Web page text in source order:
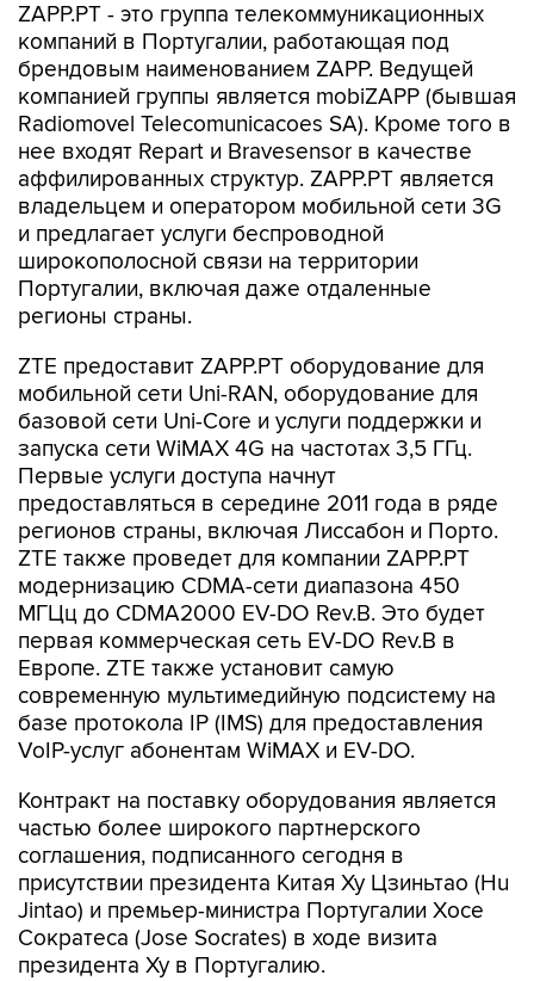
ZAPP.PT - это группа телекоммуникационных
компаний в Португалии, работающая под
брендовым наименованием ZAPP. Ведущей
компанией группы является mobiZAPP (бывшая
Radiomovel Telecomunicacoes SA). Кроме того в
нее входят Repart и Bravesensor в качестве
аффилированных структур. ZAPP.PT является
владельцем и оператором мобильной сети 3G
и предлагает услуги беспроводной
широкополосной связи на территории
Португалии, включая даже отдаленные
регионы страны.
ZTE предоставит ZAPP.PT оборудование для
мобильной сети Uni-RAN, оборудование для
базовой сети Uni-Core и услуги поддержки и
запуска сети WiMAX 4G на частотах 3,5 ГГц.
Первые услуги доступа начнут
предоставляться в середине 2011 года в ряде
регионов страны, включая Лиссабон и Порто.
ZTE также проведет для компании ZAPP.PT
модернизацию CDMA-сети диапазона 450
МГЦц до CDMA2000 EV-DO Rev.B. Это будет
первая коммерческая сеть EV-DO Rev.B в
Европе. ZTE также установит самую
современную мультимедийную подсистему на
базе протокола IP (IMS) для предоставления
VoIP-услуг абонентам WiMAX и EV-DO.
Контракт на поставку оборудования является
частью более широкого партнерского
соглашения, подписанного сегодня в
присутствии президента Китая Ху Цзиньтао (Hu
Jintao) и премьер-министра Португалии Хосе
Сократеса (Jose Socrates) в ходе визита
президента Ху в Португалию.